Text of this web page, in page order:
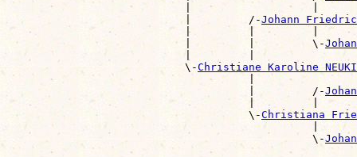
|                   |
                            |         /-
Johann Friedrich
|         |         |
                            |         |         \-
|         |
                            \-
Christiane Karoline
|
                                      |         /-
|         |
                                      \-
Christiana
|
                                                \-